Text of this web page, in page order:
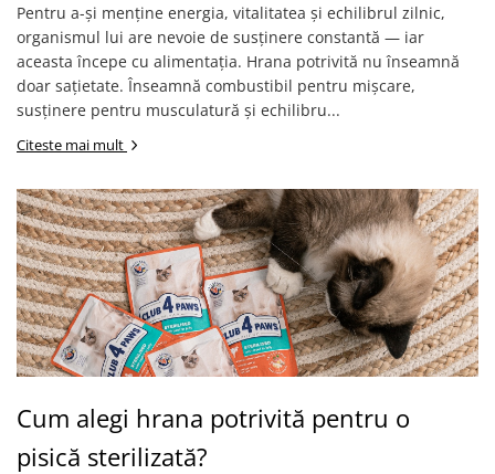
Pentru a-și menține energia, vitalitatea și echilibrul zilnic,
organismul lui are nevoie de susținere constantă — iar
aceasta începe cu alimentația. Hrana potrivită nu înseamnă
doar sațietate. Înseamnă combustibil pentru mișcare,
susținere pentru musculatură și echilibru...
Citeste mai mult
Cum alegi hrana potrivită pentru o
pisică sterilizată?